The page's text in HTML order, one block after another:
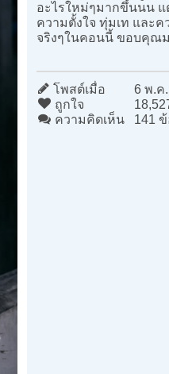
อะไรใหม่ๆมากขึ้นนน
ความตั้งใจ ทุ่มเท และ
จริงๆในคอนนี้ ขอบคุณม
โพสต์เมื่อ
6 พ.ค
ถูกใจ
ความคิดเห็น
141